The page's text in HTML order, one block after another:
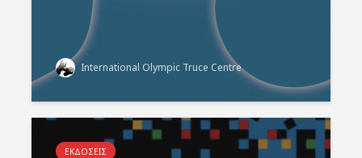
International Olympic Truce Centre
ΕΚΔΟΣΕΙΣ